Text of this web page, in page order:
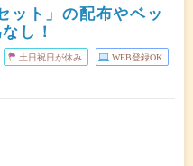
ット」の配布やベッ
し！
土日祝日が休み WEB登録OK